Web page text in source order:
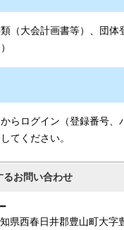
（大会計画書等）、団体
らログイン（登録番号、
てください。
るお問い合わせ
県西春日井郡豊山町大字